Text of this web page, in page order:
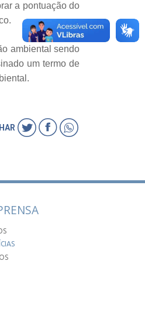
a pontuação do
ambiental sendo
um termo de